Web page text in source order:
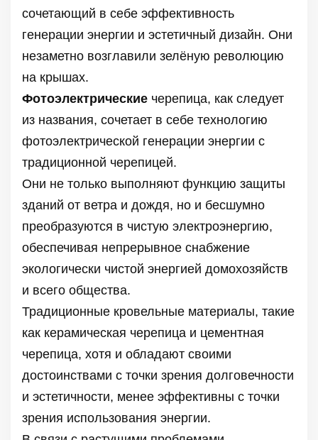
сочетающий в себе эффективность
генерации энергии и эстетичный дизайн. Они
незаметно возглавили зелёную революцию
на крышах.
Фотоэлектрические черепица, как следует
из названия, сочетает в себе технологию
фотоэлектрической генерации энергии с
традиционной черепицей.
Они не только выполняют функцию защиты
зданий от ветра и дождя, но и бесшумно
преобразуются в чистую электроэнергию,
обеспечивая непрерывное снабжение
экологически чистой энергией домохозяйств
и всего общества.
Традиционные кровельные материалы, такие
как керамическая черепица и цементная
черепица, хотя и обладают своими
достоинствами с точки зрения долговечности
и эстетичности, менее эффективны с точки
зрения использования энергии.